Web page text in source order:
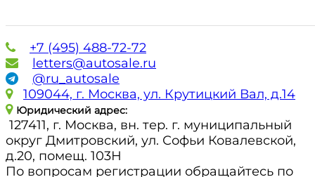
+7 (495) 488-72-72
letters@autosale.ru
@ru_autosale
109044, г. Москва, ул. Крутицкий Вал, д.14
Юридический адрес:
127411, г. Москва, вн. тер. г. муниципальный
округ Дмитровский, ул. Софьи Ковалевской,
д.20, помещ. 103Н
По вопросам регистрации обращайтесь по